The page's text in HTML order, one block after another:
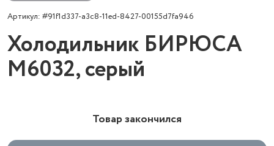
Артикул: #91f1d337-a3c8-11ed-8427-00155d7fa946
Холодильник БИРЮСА
М6032, серый
Товар закончился